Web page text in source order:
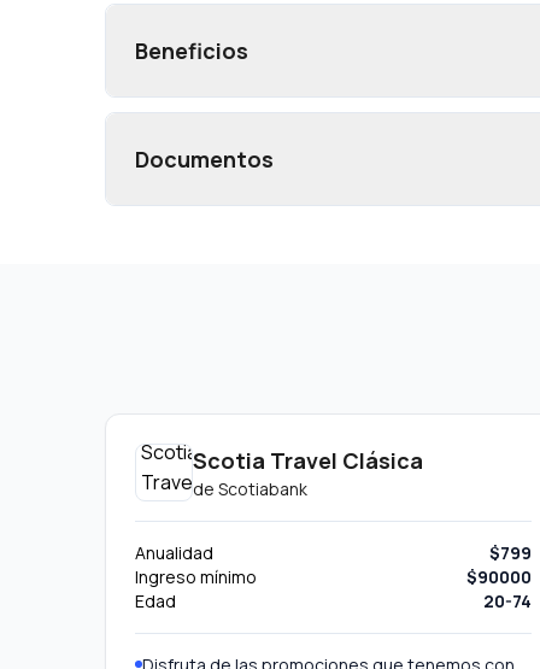
Beneficios
Documentos
Scotia Travel Clásica
de Scotiabank
Anualidad
$799
Ingreso mínimo
$90000
Edad
20-74